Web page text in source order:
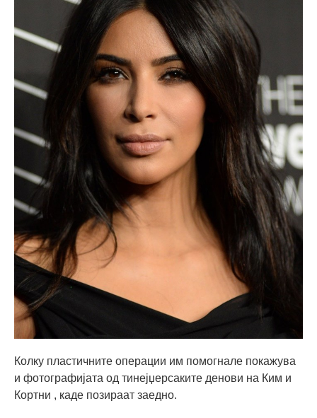
Колку пластичните операции им помогнале покажува
и фотографијата од тинејџерсаките денови на Ким и
Кортни , каде позираат заедно.